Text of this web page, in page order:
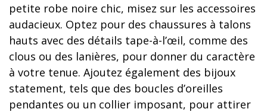
petite robe noire chic, misez sur les accessoires
audacieux. Optez pour des chaussures à talons
hauts avec des détails tape-à-l’œil, comme des
clous ou des lanières, pour donner du caractère
à votre tenue. Ajoutez également des bijoux
statement, tels que des boucles d’oreilles
pendantes ou un collier imposant, pour attirer